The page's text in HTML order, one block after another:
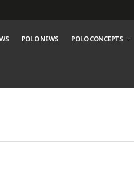
POLO NEWS POLO CONCEPTS